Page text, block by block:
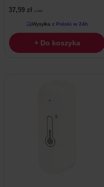
37,59 zł z VAT
Wysyłka z Polski w 24h
+ Do koszyka